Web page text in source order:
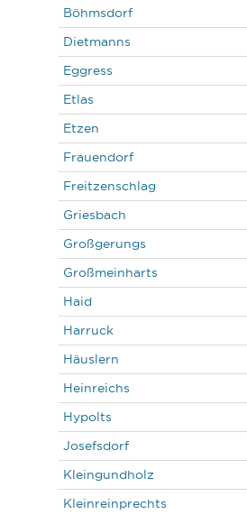
Böhmsdorf
Dietmanns
Eggress
Etlas
Etzen
Frauendorf
Freitzenschlag
Griesbach
Großgerungs
Großmeinharts
Haid
Harruck
Häuslern
Heinreichs
Hypolts
Josefsdorf
Kleingundholz
Kleinreinprechts